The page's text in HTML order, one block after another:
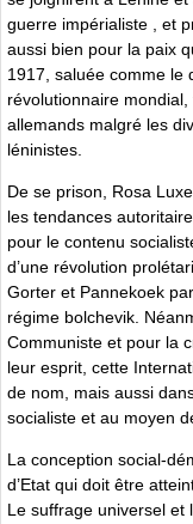
guerre impérialiste , et
aussi bien pour la paix
1917, saluée comme le
révolutionnaire
allemands malgré les
léninistes.
De se prison, Rosa
les tendances
pour le contenu
d’une révolution
Gorter et Pannekoek
régime bolchevik.
Communiste et pour la
leur esprit, cette
de nom, mais aussi
socialiste et au moyen
La conception social-
d’Etat qui doit être
Le suffrage universel et